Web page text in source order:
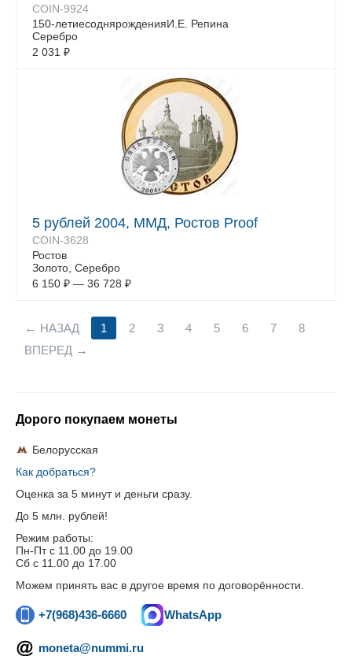
COIN-9924
150-летиесоднярожденияИ.Е. Репина
Серебро
2 031 ₽
5 рублей 2004, ММД, Ростов Proof
COIN-3628
Ростов
Золото, Серебро
6 150 ₽ — 36 728 ₽
НАЗАД 1 2 3 4 5 6 7
8
ВПЕРЕД
Дорого покупаем монеты
Белорусская
Как добраться?
Оценка за 5 минут и деньги сразу.
До 5 млн. рублей!
Режим работы:
Пн-Пт c 11.00 до 19.00
Сб с 11.00 до 17.00
Можем принять вас в другое время по договорённости.
+7(968)436-6660 WhatsApp
moneta@nummi.ru